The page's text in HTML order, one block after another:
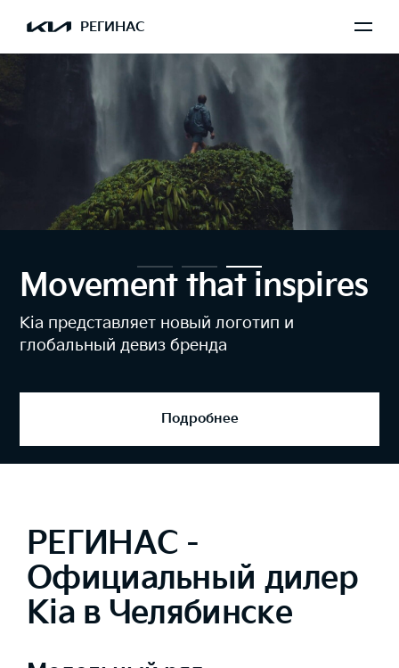
РЕГИНАС
Movement that inspires
Kia представляет новый логотип и
глобальный девиз бренда
Подробнее
РЕГИНАС -
Официальный дилер
Kia в Челябинске